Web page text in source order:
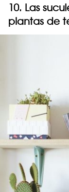
10. Las
plantas de